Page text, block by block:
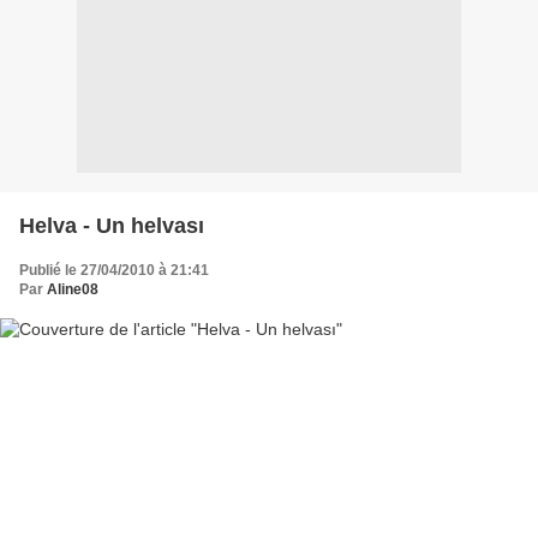
Helva - Un helvası
Publié le 27/04/2010 à 21:41
Par Aline08